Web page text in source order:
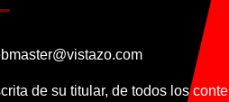
de su titular, de todos los